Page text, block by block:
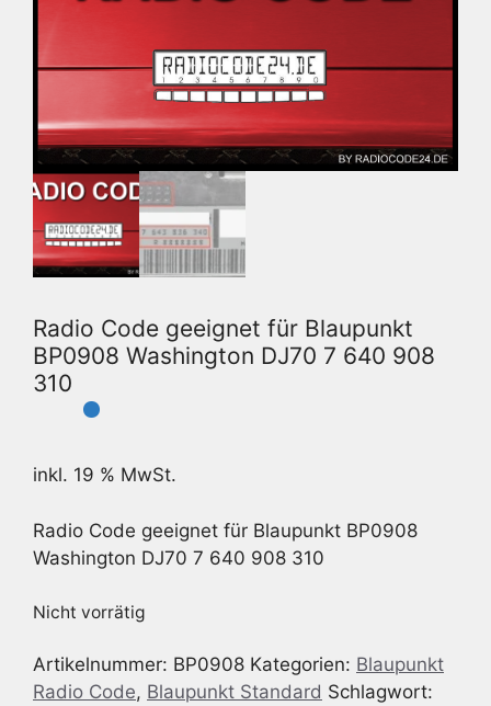
Radio Code geeignet für Blaupunkt
BP0908 Washington DJ70 7 640 908
310
inkl. 19 % MwSt.
Radio Code geeignet für Blaupunkt BP0908
Washington DJ70 7 640 908 310
Nicht vorrätig
Artikelnummer: BP0908 Kategorien: Blaupunkt
Radio Code, Blaupunkt Standard Schlagwort: